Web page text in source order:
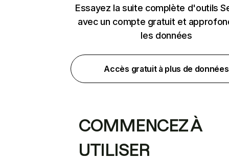
Essayez la suite complète d'outils
avec un compte gratuit et
les données
Accès gratuit à plus de données
COMMENCEZ À
UTILISER